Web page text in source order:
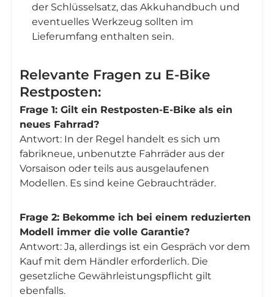
der Schlüsselsatz, das Akkuhandbuch und
eventuelles Werkzeug sollten im
Lieferumfang enthalten sein.
Relevante Fragen zu E-Bike
Restposten:
Frage 1: Gilt ein Restposten-E-Bike als ein
neues Fahrrad?
Antwort: In der Regel handelt es sich um
fabrikneue, unbenutzte Fahrräder aus der
Vorsaison oder teils aus ausgelaufenen
Modellen. Es sind keine Gebrauchträder.
Frage 2: Bekomme ich bei einem reduzierten
Modell immer die volle Garantie?
Antwort: Ja, allerdings ist ein Gespräch vor dem
Kauf mit dem Händler erforderlich. Die
gesetzliche Gewährleistungspflicht gilt
ebenfalls.